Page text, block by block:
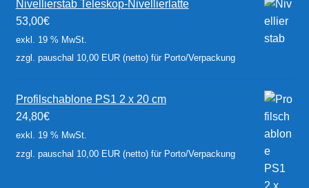
Nivellierstab Teleskop-Nivellierlatte
53,00€
exkl. 19 % MwSt.
zzgl. pauschal 10,00 EUR (netto) für Porto/Verpackung
Profilschablone PS1 2 x 20 cm
24,80€
exkl. 19 % MwSt.
zzgl. pauschal 10,00 EUR (netto) für Porto/Verpackung